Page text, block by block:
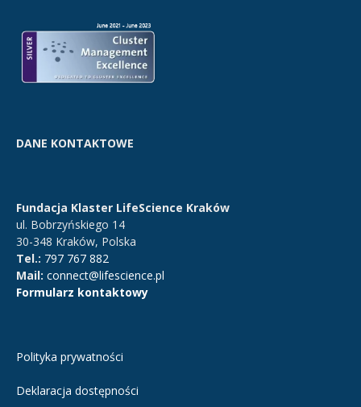
DANE KONTAKTOWE
Fundacja Klaster LifeScience Kraków
ul. Bobrzyńskiego 14
30-348 Kraków, Polska
Tel.: 797 767 882
Mail: connect@lifescience.pl
Formularz kontaktowy
Polityka prywatności
Deklaracja dostępności